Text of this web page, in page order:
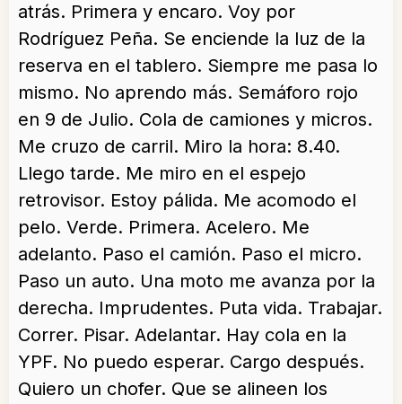
atrás. Primera y encaro. Voy por
Rodríguez Peña. Se enciende la luz de la
reserva en el tablero. Siempre me pasa lo
mismo. No aprendo más. Semáforo rojo
en 9 de Julio. Cola de camiones y micros.
Me cruzo de carril. Miro la hora: 8.40.
Llego tarde. Me miro en el espejo
retrovisor. Estoy pálida. Me acomodo el
pelo. Verde. Primera. Acelero. Me
adelanto. Paso el camión. Paso el micro.
Paso un auto. Una moto me avanza por la
derecha. Imprudentes. Puta vida. Trabajar.
Correr. Pisar. Adelantar. Hay cola en la
YPF. No puedo esperar. Cargo después.
Quiero un chofer. Que se alineen los